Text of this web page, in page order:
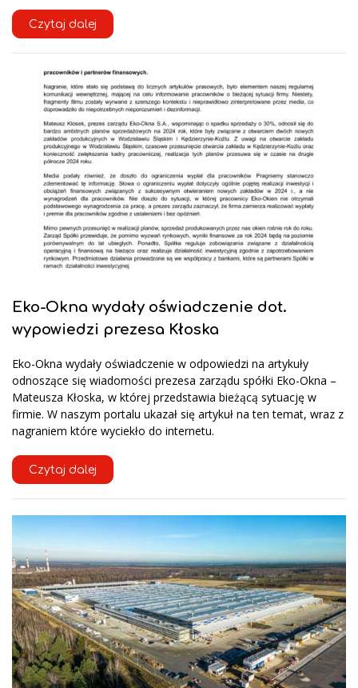
Czytaj dalej
Eko-Okna wydały oświadczenie dot.
wypowiedzi prezesa Kłoska
Eko-Okna wydały oświadczenie w odpowiedzi na artykuły
odnoszące się wiadomości prezesa zarządu spółki Eko-Okna –
Mateusza Kłoska, w której przedstawia bieżącą sytuację w
firmie. W naszym portalu ukazał się artykuł na ten temat, wraz z
nagraniem które wyciekło do internetu.
Czytaj dalej